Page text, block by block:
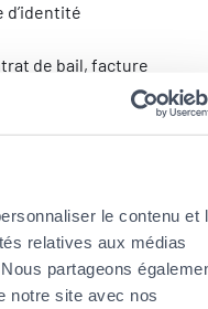
le contenu et
relatives aux médias
partageons
notre site avec nos
d’identité
de bail, facture
bénéficierez d’untoken
numérique et
Il permet de réaliser de
votre déclaration